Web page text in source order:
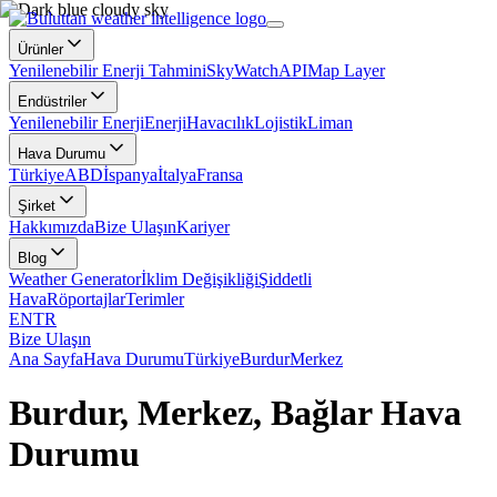
Ürünler
Yenilenebilir Enerji TahminiSkyWatchAPIMap Layer
Endüstriler
Yenilenebilir EnerjiEnerjiHavacılıkLojistikLiman
Hava Durumu
TürkiyeABDİspanyaİtalyaFransa
Şirket
HakkımızdaBize UlaşınKariyer
Blog
Weather Generatorİklim DeğişikliğiŞiddetli
HavaRöportajlarTerimler
ENTR
Bize Ulaşın
Ana SayfaHava DurumuTürkiyeBurdurMerkez
Burdur, Merkez, Bağlar Hava
Durumu